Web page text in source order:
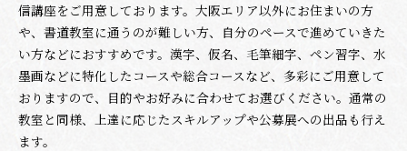
信講座をご用意しております。大阪エリア以外にお住まいの方
や、書道教室に通うのが難しい方、自分のペースで進めていきた
い方などにおすすめです。漢字、仮名、毛筆細字、ペン習字、水
墨画などに特化したコースや総合コースなど、多彩にご用意して
おりますので、目的やお好みに合わせてお選びください。通常の
教室と同様、上達に応じたスキルアップや公募展への出品も行え
ます。